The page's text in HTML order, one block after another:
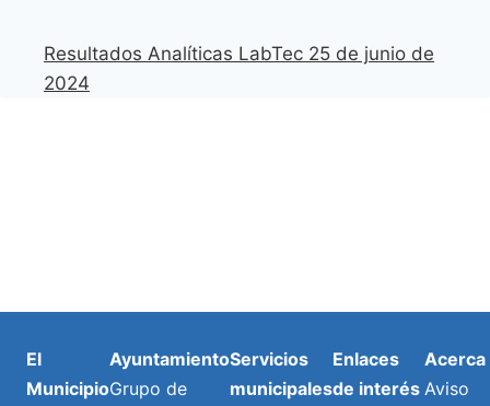
Resultados Analíticas LabTec 25 de junio de
2024
El
Municipio
Ayuntamiento
Grupo de
Servicios
municipales
Enlaces
de interés
Acerca
Aviso